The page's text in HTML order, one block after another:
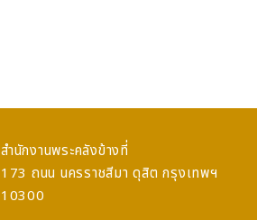
สำนักงานพระคลังข้างที่
173 ถนน นครราชสีมา ดุสิต กรุงเทพฯ
10300